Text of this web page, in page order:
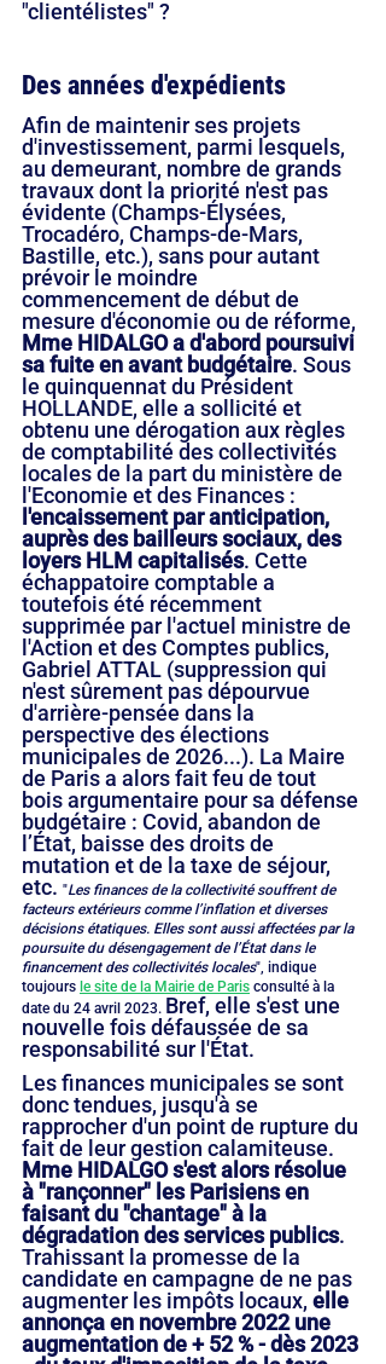
"clientélistes" ?
Des années d'expédients
Afin de maintenir ses projets
d'investissement, parmi lesquels,
au demeurant, nombre de grands
travaux dont la priorité n'est pas
évidente (Champs-Élysées,
Trocadéro, Champs-de-Mars,
Bastille, etc.), sans pour autant
prévoir le moindre
commencement de début de
mesure d'économie ou de réforme,
Mme HIDALGO a d'abord poursuivi
sa fuite en avant budgétaire. Sous
le quinquennat du Président
HOLLANDE, elle a sollicité et
obtenu une dérogation aux règles
de comptabilité des collectivités
locales de la part du ministère de
l'Economie et des Finances :
l'encaissement par anticipation,
auprès des bailleurs sociaux, des
loyers HLM capitalisés. Cette
échappatoire comptable a
toutefois été récemment
supprimée par l'actuel ministre de
l'Action et des Comptes publics,
Gabriel ATTAL (suppression qui
n'est sûrement pas dépourvue
d'arrière-pensée dans la
perspective des élections
municipales de 2026...). La Maire
de Paris a alors fait feu de tout
bois argumentaire pour sa défense
budgétaire : Covid, abandon de
l’État, baisse des droits de
mutation et de la taxe de séjour,
etc. "Les finances de la collectivité souffrent de
facteurs extérieurs comme l’inflation et diverses
décisions étatiques. Elles sont aussi affectées par la
poursuite du désengagement de l’État dans le
financement des collectivités locales", indique
toujours le site de la Mairie de Paris consulté à la
date du 24 avril 2023. Bref, elle s'est une
nouvelle fois défaussée de sa
responsabilité sur l'État.
Les finances municipales se sont
donc tendues, jusqu'à se
rapprocher d'un point de rupture du
fait de leur gestion calamiteuse.
Mme HIDALGO s'est alors résolue
à "rançonner" les Parisiens en
faisant du "chantage" à la
dégradation des services publics.
Trahissant la promesse de la
candidate en campagne de ne pas
augmenter les impôts locaux, elle
annonça en novembre 2022 une
augmentation de + 52 % - dès 2023